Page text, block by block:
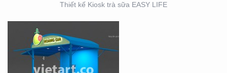
Thiết kế Kiosk trà sữa EASY LIFE
KIOSK CHÁO VINA BABY